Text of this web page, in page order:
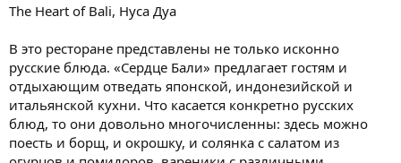
The Heart of Bali, Нуса Дуа
В это ресторане представлены не только исконно
русские блюда. «Сердце Бали» предлагает гостям и
отдыхающим отведать японской, индонезийской и
итальянской кухни. Что касается конкретно русских
блюд, то они довольно многочисленны: здесь можно
поесть и борщ, и окрошку, и солянка с салатом из